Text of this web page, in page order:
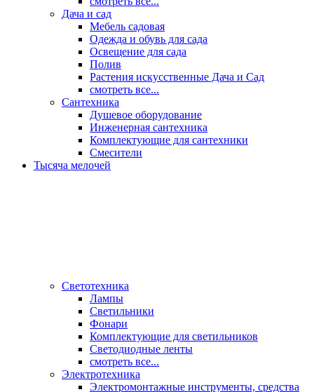
Дача и сад
Мебель садовая
Одежда и обувь для сада
Освещение для сада
Полив
Растения искусственные Дача и Сад
смотреть все...
Сантехника
Душевое оборудование
Инженерная сантехника
Комплектующие для сантехники
Смесители
Тысяча мелочей
Светотехника
Лампы
Светильники
Фонари
Комплектующие для светильников
Светодиодные ленты
смотреть все...
Электротехника
Электромонтажные инструменты, средства